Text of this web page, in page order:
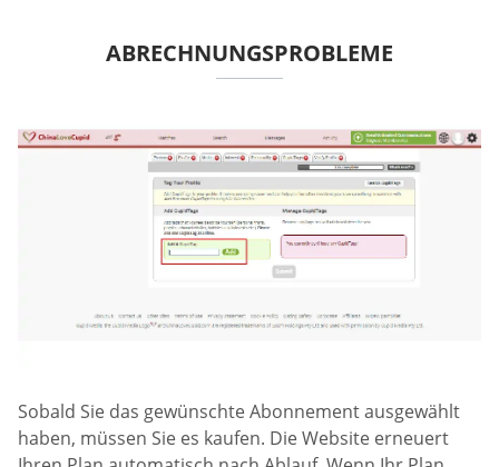
ABRECHNUNGSPROBLEME
Sobald Sie das gewünschte Abonnement ausgewählt
haben, müssen Sie es kaufen. Die Website erneuert